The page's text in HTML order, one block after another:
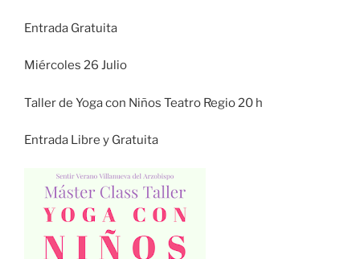
Entrada Gratuita
Miércoles 26 Julio
Taller de Yoga con Niños Teatro Regio 20 h
Entrada Libre y Gratuita